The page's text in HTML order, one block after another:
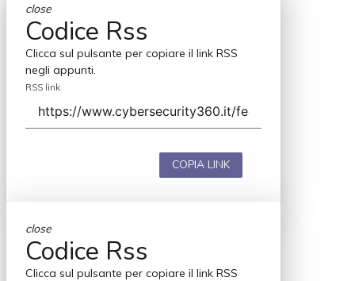
close
Codice Rss
Clicca sul pulsante per copiare il link RSS
negli appunti.
RSS link
COPIA LINK
close
Codice Rss
Clicca sul pulsante per copiare il link RSS